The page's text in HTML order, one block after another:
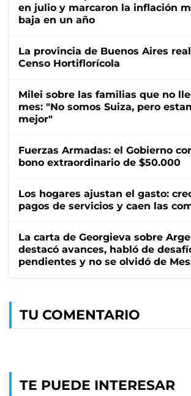
en julio y marcaron la inflación
baja en un año
La provincia de Buenos Aires
Censo Hortiflorícola
Milei sobre las familias que no
mes: "No somos Suiza, pero
mejor"
Fuerzas Armadas: el Gobierno
bono extraordinario de $50.000
Los hogares ajustan el gasto:
pagos de servicios y caen las
La carta de Georgieva sobre
destacó avances, habló de
pendientes y no se olvidó de
TU COMENTARIO
TE PUEDE INTERESAR